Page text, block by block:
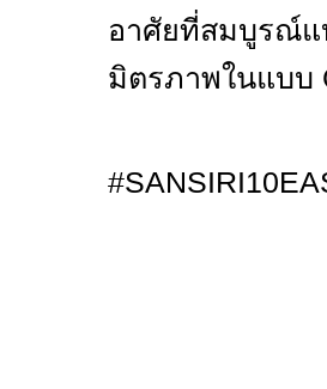
อาศัยที่สมบูร
มิตรภาพในแบบ